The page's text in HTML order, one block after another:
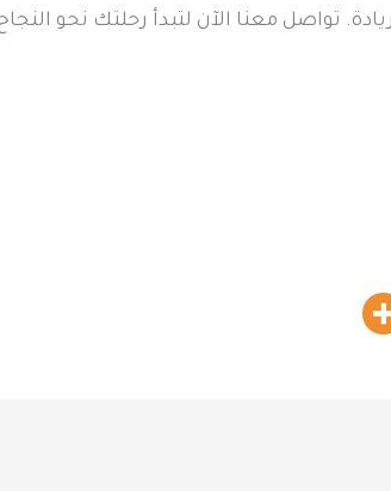
تواصل معنا الآن لتبدأ رحلتك نحو